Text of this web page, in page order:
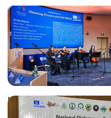
Photos
IIOE高等教育数字化先锋案